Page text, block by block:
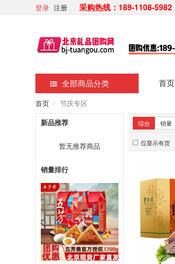
登录 注册 采购热线：189-1108-5982
全部商品分类 首页
首页
节庆专区
新品推荐
暂无推荐商品
销量排行
综合 销量
仅显示有货